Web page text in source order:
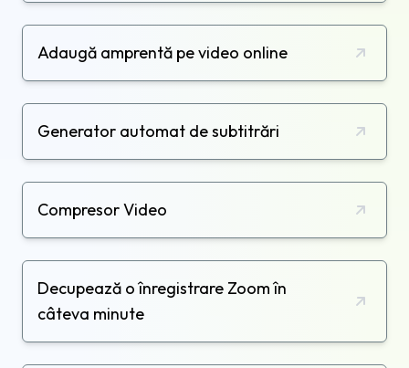
Adaugă amprentă pe video online
Generator automat de subtitrări
Compresor Video
Decupează o înregistrare Zoom în
câteva minute